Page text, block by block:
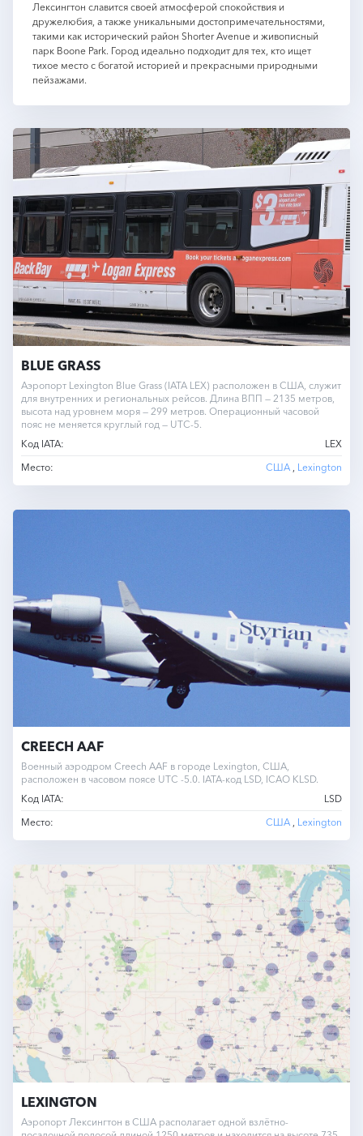
Лексингтон славится своей атмосферой спокойствия и
дружелюбия, а также уникальными достопримечательностями,
такими как исторический район Shorter Avenue и живописный
парк Boone Park. Город идеально подходит для тех, кто ищет
тихое место с богатой историей и прекрасными природными
пейзажами.
BLUE GRASS
Аэропорт Lexington Blue Grass (IATA LEX) расположен в США, служит
для внутренних и региональных рейсов. Длина ВПП — 2135 метров,
высота над уровнем моря — 299 метров. Операционный часовой
пояс не меняется круглый год — UTC-5.
Код IATA:
LEX
Место:
США Lexington
CREECH AAF
Военный аэродром Creech AAF в городе Lexington, США,
расположен в часовом поясе UTC -5.0. IATA-код LSD, ICAO KLSD.
Код IATA:
LSD
Место:
США , Lexington
LEXINGTON
Аэропорт Лексингтон в США располагает одной взлётно-